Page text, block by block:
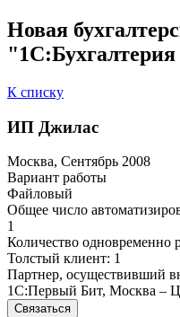
Новая
К списку
ИП Джилас
Москва, Сентябрь 2008
Вариант работы
Файловый
Общее число
1
Количество одновременно
Толстый клиент: 1
Партнер, осуществивший
1С:Первый Бит, Москва –
Связаться